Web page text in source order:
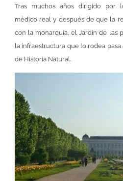
Tras muchos años dirigido por
médico real y después de que la
con la monarquía, el Jardín de las
la infraestructura que lo rodea
de Historia Natural.